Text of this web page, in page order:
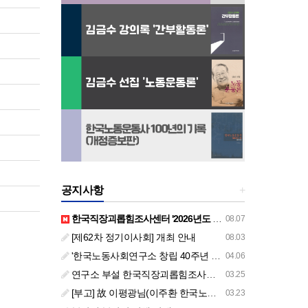
+
공지사항
08.07
한국직장괴롭힘조사센터 '2026년도 하반기 주요 사업 안내' (교육/컨설팅)
08.03
[제62차 정기이사회] 개최 안내
04.06
'한국노동사회연구소 창립 40주년 기념 행사 안내'
03.25
연구소 부설 한국직장괴롭힘조사센터 '2026년도 주요 사업 안내' (교육/컨설팅)
03.23
[부고] 故 이평광님(이주환 한국노동사회연구소 부소장 부친상)